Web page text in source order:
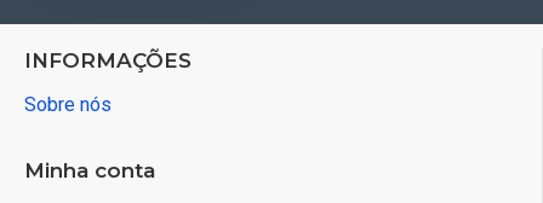
INFORMAÇÕES
Sobre nós
Minha conta